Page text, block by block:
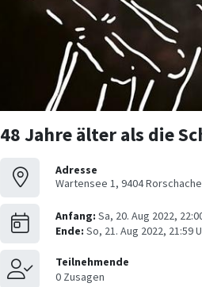
48 Jahre älter als die
Adresse
Wartensee 1, 9404